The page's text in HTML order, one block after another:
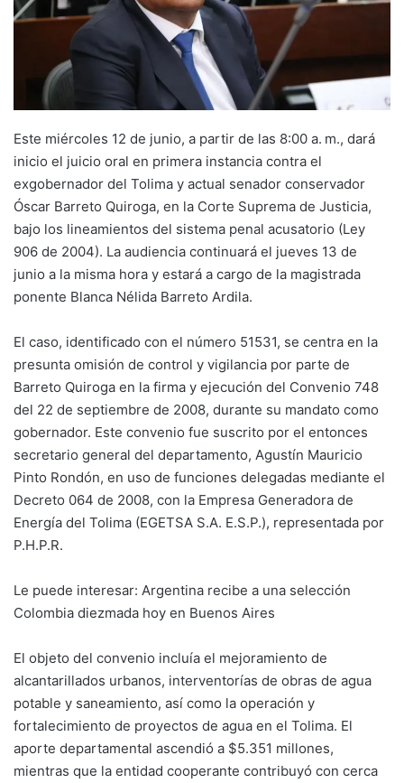
Este miércoles 12 de junio, a partir de las 8:00 a. m., dará
inicio el juicio oral en primera instancia contra el
exgobernador del Tolima y actual senador conservador
Óscar Barreto Quiroga, en la Corte Suprema de Justicia,
bajo los lineamientos del sistema penal acusatorio (Ley
906 de 2004). La audiencia continuará el jueves 13 de
junio a la misma hora y estará a cargo de la magistrada
ponente Blanca Nélida Barreto Ardila.
El caso, identificado con el número 51531, se centra en la
presunta omisión de control y vigilancia por parte de
Barreto Quiroga en la firma y ejecución del Convenio 748
del 22 de septiembre de 2008, durante su mandato como
gobernador. Este convenio fue suscrito por el entonces
secretario general del departamento, Agustín Mauricio
Pinto Rondón, en uso de funciones delegadas mediante el
Decreto 064 de 2008, con la Empresa Generadora de
Energía del Tolima (EGETSA S.A. E.S.P.), representada por
P.H.P.R.
Le puede interesar: Argentina recibe a una selección
Colombia diezmada hoy en Buenos Aires
El objeto del convenio incluía el mejoramiento de
alcantarillados urbanos, interventorías de obras de agua
potable y saneamiento, así como la operación y
fortalecimiento de proyectos de agua en el Tolima. El
aporte departamental ascendió a $5.351 millones,
mientras que la entidad cooperante contribuyó con cerca